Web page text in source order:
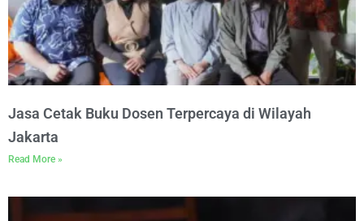
Jasa Cetak Buku Dosen Terpercaya di Wilayah
Jakarta
Read More »